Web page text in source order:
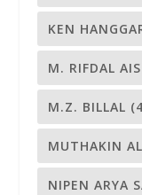
KEN
M. RIFDAL
M.Z. BILLAL
MUTHAKIN
NIPEN ARYA